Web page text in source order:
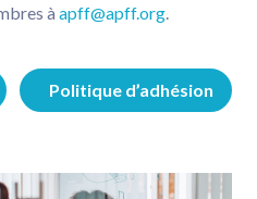
à apff@apff.org
Politique d’adhésion